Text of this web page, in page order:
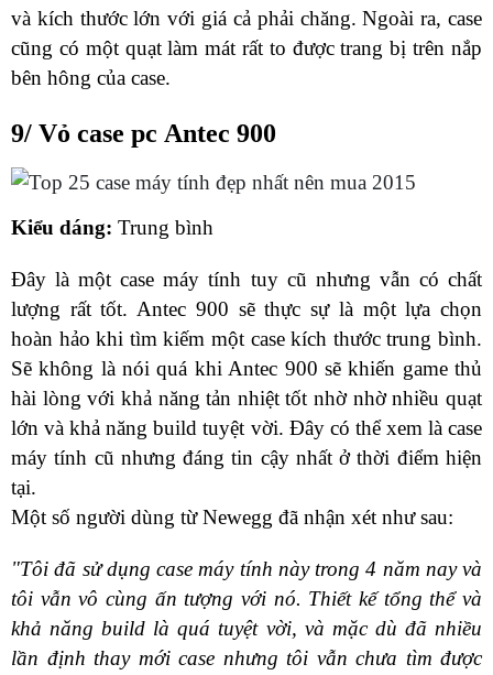
và kích thước lớn với giá cả phải chăng. Ngoài ra, case
cũng có một quạt làm mát rất to được trang bị trên nắp
bên hông của case.
9/ Vỏ case pc Antec 900
Kiểu dáng: Trung bình
Đây là một case máy tính tuy cũ nhưng vẫn có chất
lượng rất tốt. Antec 900 sẽ thực sự là một lựa chọn
hoàn hảo khi tìm kiếm một case kích thước trung bình.
Sẽ không là nói quá khi Antec 900 sẽ khiến game thủ
hài lòng với khả năng tản nhiệt tốt nhờ nhờ nhiều quạt
lớn và khả năng build tuyệt vời. Đây có thể xem là case
máy tính cũ nhưng đáng tin cậy nhất ở thời điểm hiện
tại.
Một số người dùng từ Newegg đã nhận xét như sau:
"Tôi đã sử dụng case máy tính này trong 4 năm nay và
tôi vẫn vô cùng ấn tượng với nó. Thiết kế tổng thể và
khả năng build là quá tuyệt vời, và mặc dù đã nhiều
lần định thay mới case nhưng tôi vẫn chưa tìm được